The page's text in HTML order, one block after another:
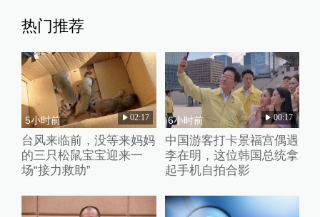
热门推荐
5小时前 02:17
台风来临前，没等来妈妈
的三只松鼠宝宝迎来一
场“接力救助”
6小时前 00:17
中国游客打卡景福宫偶遇
李在明，这位韩国总统拿
起手机自拍合影